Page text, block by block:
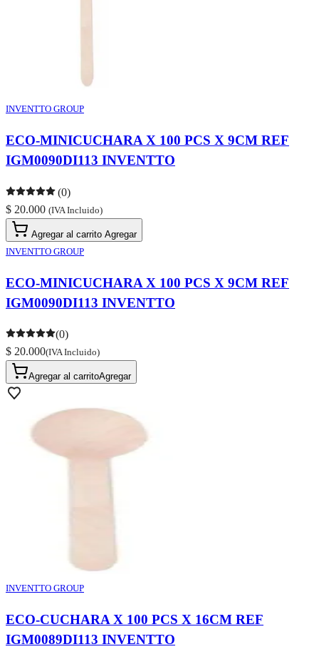
INVENTTO GROUP
ECO-MINICUCHARA X 100 PCS X 9CM REF
IGM0090DI113 INVENTTO
(0)
$ 20.000 (IVA Incluido)
Agregar al carrito Agregar
INVENTTO GROUP
ECO-MINICUCHARA X 100 PCS X 9CM REF
IGM0090DI113 INVENTTO
(0)
$ 20.000(IVA Incluido)
Agregar al carritoAgregar
INVENTTO GROUP
ECO-CUCHARA X 100 PCS X 16CM REF
IGM0089DI113 INVENTTO